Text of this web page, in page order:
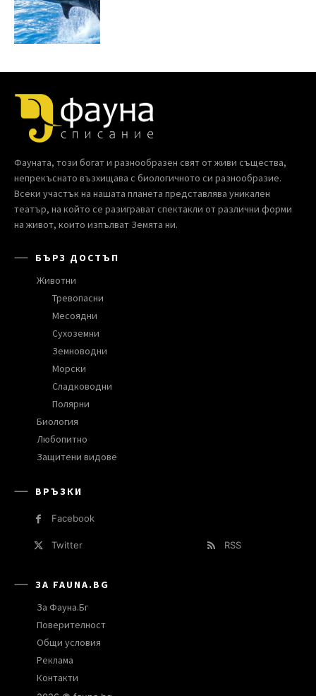
Фауната, този богат и разнообразен свят от живи същества,
непрекъснато възхищава с биологичното си разнообразие.
Всеки участък на нашата планета представлява уникален
театър, на който се разиграват спектакли от различни форми
на живот, които изпълват Земята ни.
БЪРЗ ДОСТЪП
Животни
Тревопасни
Месоядни
Сухоземни
Земноводни
Морски
Сладководни
Полярни
Биология
Любопитно
Защитени видове
ВРЪЗКИ
Facebook
Twitter RSS
ЗА FAUNA.BG
За Фауна.Бг
Поверителност
Общи условия
Реклама
Контакти